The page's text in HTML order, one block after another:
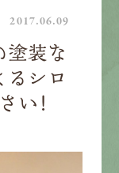
2017.06.09
塗装な
るシロ
い！